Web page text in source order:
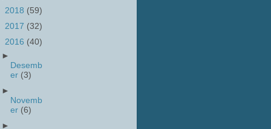
2018 (59)
2017 (32)
2016 (40)
►
Desemb
er (3)
►
Novemb
er (6)
►